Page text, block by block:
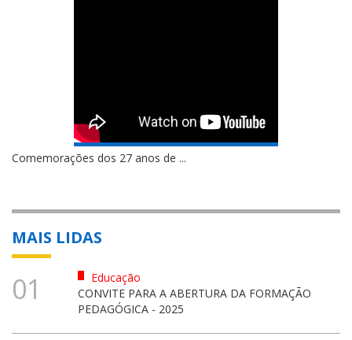
Comemorações dos 27 anos de ...
MAIS LIDAS
01
Educação
CONVITE PARA A ABERTURA DA FORMAÇÃO
PEDAGÓGICA - 2025